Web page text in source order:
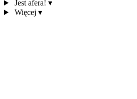
Jest afera! ▾
Więcej ▾